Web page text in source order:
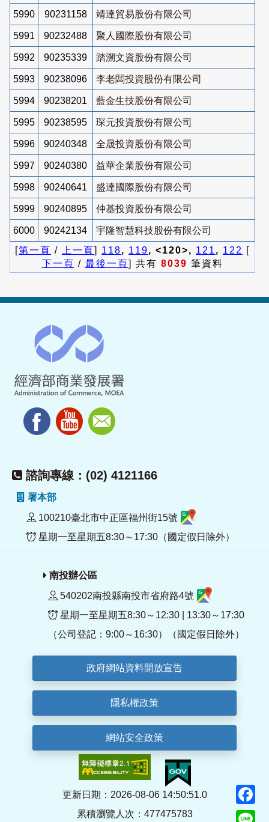
5990 90231158 靖達貿易股份有限公司
5991 90232488 聚人國際股份有限公司
5992 90235339 踏溯文資股份有限公司
5993 90238096 李老闆投資股份有限公司
5994 90238201 藍金生技股份有限公司
5995 90238595 琛元投資股份有限公司
5996 90240348 全晟投資股份有限公司
5997 90240380 益華企業股份有限公司
5998 90240641 盛達國際股份有限公司
5999 90240895 仲基投資股份有限公司
6000 90242134
宇隆智慧科技股份有限公司
[第一頁 / 上一頁] 118, 119, <120>, 121 , 122
[
下一頁 / 最後一頁] 共有 8039 筆資料
諮詢專線：(02) 4121166
署本部
100210臺北市中正區福州街15號
星期一至星期五8:30～17:30（國定假日除外）
南投辦公區
540202南投縣南投市省府路4號
星期一至星期五8:30～12:30 | 13:30～17:30
（公司登記：9:00～16:30）（國定假日除外）
政府網站資料開放宣告
隱私權政策
網站安全政策
更新日期：2026-08-06 14:50:51.0
累積瀏覽人次：477475783